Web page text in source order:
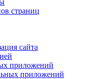
страниц
сайта
приложений
приложений